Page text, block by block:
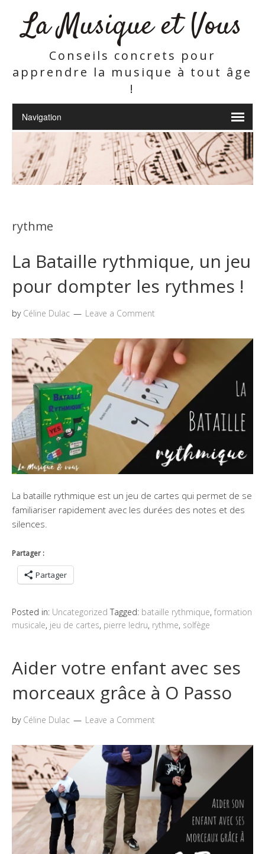
La Musique et Vous
Conseils concrets pour
apprendre la musique à tout âge
!
rythme
La Bataille rythmique, un jeu
pour dompter les rythmes !
by Céline Dulac Leave a Comment
La bataille rythmique est un jeu de cartes qui permet de se
familiariser rapidement avec les durées des notes et des
silences.
Partager :
Partager
Posted in: Uncategorized Tagged: bataille rythmique, formation
musicale, jeu de cartes, pierre ledru, rythme, solfège
Aider votre enfant avec ses
morceaux grâce à O Passo
by Céline Dulac Leave a Comment